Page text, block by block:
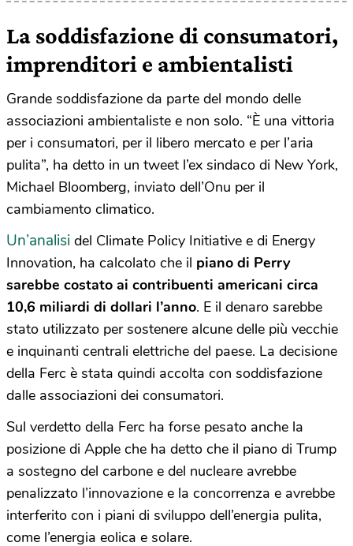
La soddisfazione di consumatori,
imprenditori e ambientalisti
Grande soddisfazione da parte del mondo delle
associazioni ambientaliste e non solo. “È una vittoria
per i consumatori, per il libero mercato e per l’aria
pulita”, ha detto in un tweet l’ex sindaco di New York,
Michael Bloomberg, inviato dell’Onu per il
cambiamento climatico.
Un’analisi del Climate Policy Initiative e di Energy
Innovation, ha calcolato che il piano di Perry
sarebbe costato ai contribuenti americani circa
10,6 miliardi di dollari l’anno. E il denaro sarebbe
stato utilizzato per sostenere alcune delle più vecchie
e inquinanti centrali elettriche del paese. La decisione
della Ferc è stata quindi accolta con soddisfazione
dalle associazioni dei consumatori.
Sul verdetto della Ferc ha forse pesato anche la
posizione di Apple che ha detto che il piano di Trump
a sostegno del carbone e del nucleare avrebbe
penalizzato l’innovazione e la concorrenza e avrebbe
interferito con i piani di sviluppo dell’energia pulita,
come l’energia eolica e solare.